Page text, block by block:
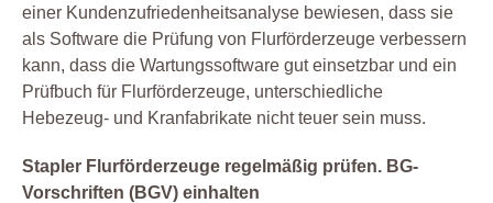
einer Kundenzufriedenheitsanalyse bewiesen, dass sie
als Software die Prüfung von Flurförderzeuge verbessern
kann, dass die Wartungssoftware gut einsetzbar und ein
Prüfbuch für Flurförderzeuge, unterschiedliche
Hebezeug- und Kranfabrikate nicht teuer sein muss.
Stapler Flurförderzeuge regelmäßig prüfen. BG-
Vorschriften (BGV) einhalten